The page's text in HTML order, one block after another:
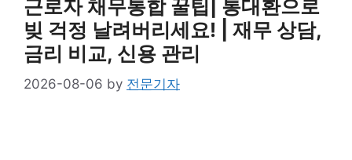
근로자 채무통합 꿀팁| 통대환으로
빚 걱정 날려버리세요! | 재무 상담,
금리 비교, 신용 관리
2026-08-06 by 전문기자